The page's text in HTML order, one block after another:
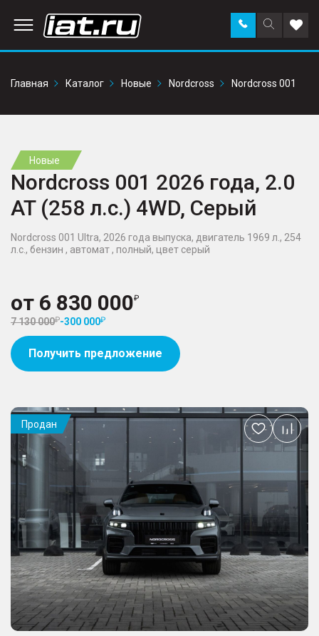
Поиск
по
Заказать
звонок в
Главная
Каталог Новые Nordcross Nordcross 001
Новые
Nordcross 001 2026 года, 2.0
AT (258 л.с.) 4WD, Серый
Nordcross 001 Ultra, 2026 года выпуска, двигатель 1969 л., 254
л.с., бензин , автомат , полный, цвет серый
от 6 830 000
7 130 000 -300 000
Получить предложение
Продан
Добавить
в